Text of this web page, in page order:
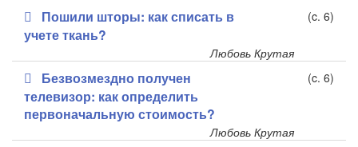
Пошили шторы: как списать в
учете ткань?
(c. 6)
Любовь Крутая
Безвозмездно получен
телевизор: как определить
первоначальную стоимость?
(c. 6)
Любовь Крутая